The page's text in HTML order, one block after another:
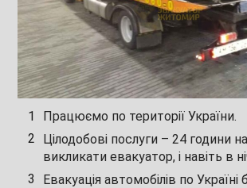
Працюємо по території України.
Цілодобові послуги – 24 години
викликати евакуатор, і навіть в
Евакуація автомобілів по Україні